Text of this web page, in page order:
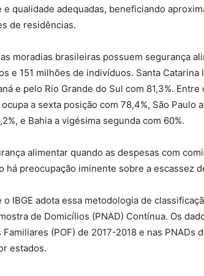
qualidade adequadas, beneficiando
de residências.
moradias brasileiras possuem segurança
e 151 milhões de indivíduos. Santa Catarina
e pelo Rio Grande do Sul com 81,3%. Entre
a sexta posição com 78,4%, São Paulo
e Bahia a vigésima segunda com 60%.
alimentar quando as despesas com
há preocupação iminente sobre a escassez
o IBGE adota essa metodologia de
de Domicílios (PNAD) Contínua. Os
(POF) de 2017-2018 e nas PNADs
estados.